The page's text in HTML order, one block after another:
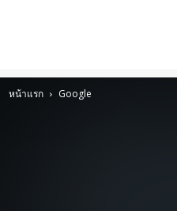
หน้าแรก Google